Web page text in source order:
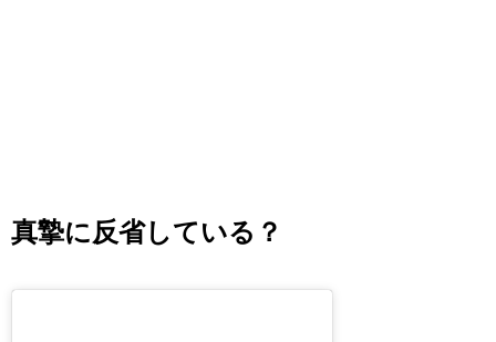
真摯に反省している？